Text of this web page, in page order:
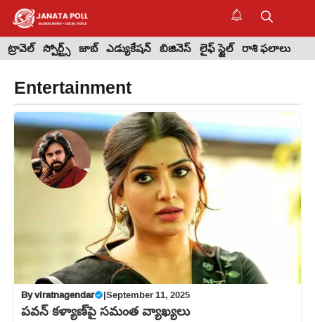
Skip
content
ట్రావెల్ స్పోర్ట్స్ జాబ్ ఎడ్యుకేషన్ బిజినెస్ లైఫ్ స్టైల్ రాశి ఫలాలు
Entertainment
Byviratnagendar |September 11, 2025
పవన్ కళ్యాణ్‌పై సమంత వ్యాఖ్యలు